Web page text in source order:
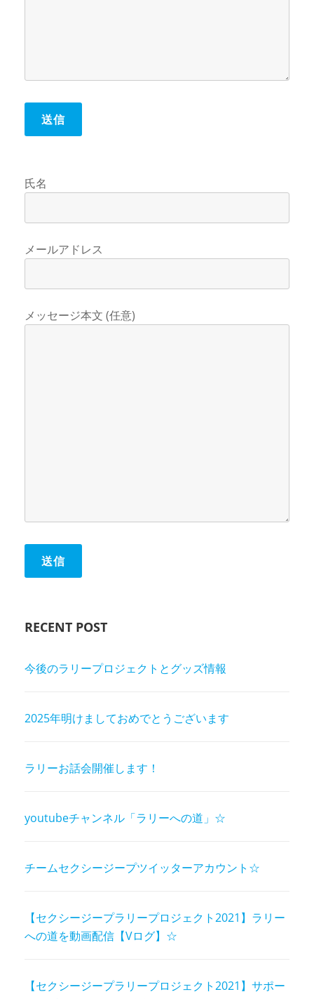
氏名
メールアドレス
メッセージ本文 (任意)
RECENT POST
今後のラリープロジェクトとグッズ情報
2025年明けましておめでとうございます
ラリーお話会開催します！
youtubeチャンネル「ラリーへの道」☆
チームセクシージープツイッターアカウント☆
【セクシージープラリープロジェクト2021】ラリー
への道を動画配信【Vログ】☆
【セクシージープラリープロジェクト2021】サポー